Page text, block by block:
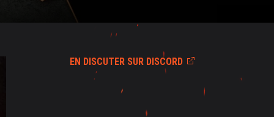
EN DISCUTER SUR DISCORD